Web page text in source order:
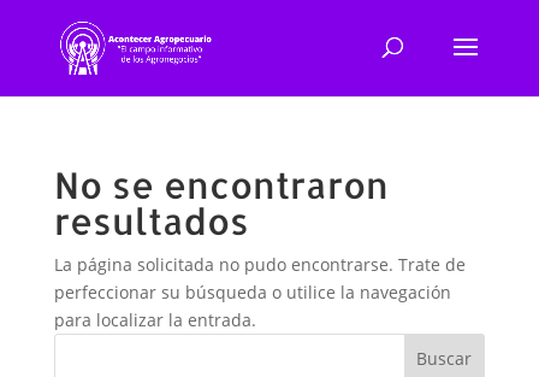
No se encontraron
resultados
La página solicitada no pudo encontrarse. Trate de
perfeccionar su búsqueda o utilice la navegación
para localizar la entrada.
Buscar